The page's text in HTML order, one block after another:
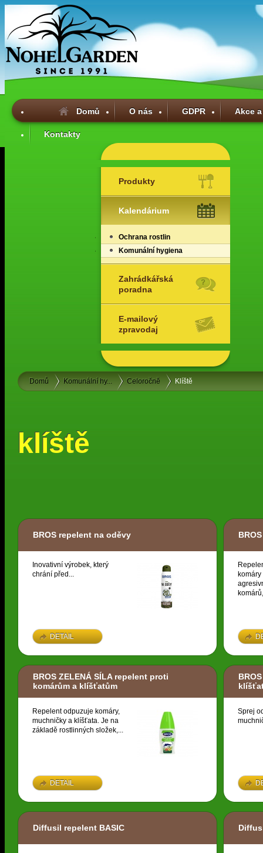
Domů O nás GDPR Akce
Kontakty
Produkty
Kalendárium
Ochrana rostlin
Komunální hygiena
Zahrádkářská
poradna
E-mailový
zpravodaj
Domů Komunální hy... Celoročně Klíště
klíště
BROS repelent na oděvy
Inovativní výrobek, který
chrání před...
DETAIL
BROS ZELENÁ SÍLA repelent proti
komárům a klíšťatům
Repelent odpuzuje komáry,
muchničky a klíšťata. Je na
základě rostlinných složek,...
DETAIL
Sprej
Diffusil repelent BASIC